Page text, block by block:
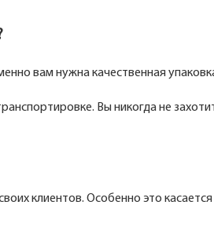
вам нужна качественная
Вы никогда не
клиентов. Особенно это касается